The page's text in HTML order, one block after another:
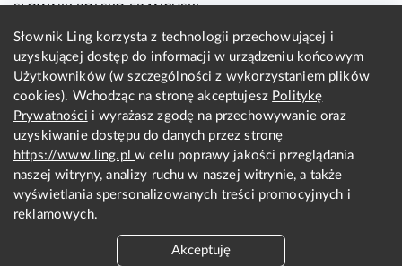
SŁOWNIK POLSKO-FRANCUSKI
SŁOWNIK POLSKO-HISZPAŃSKI
SŁOWNIK POLSKO-NIEMIECKI
SŁOWNIK POLSKO-ROSYJSKI
SŁOWNIK ANGIELSKO-POLSKI
SŁOWNIK FRANCUSKO-POLSKI
SŁOWNIK WŁOSKO-POLSKI
SŁOWNIK HISZPAŃSKO-POLSKI
SŁOWNIK NIEMIECKO-POLSKI
SŁOWNIK ROSYJSKO-POLSKI
O nas
KONTAKT Z REDAKCJĄ
Słownik Ling korzysta z technologii przechowującej i
uzyskującej dostęp do informacji w urządzeniu końcowym
Użytkowników (w szczególności z wykorzystaniem plików
cookies). Wchodząc na stronę akceptujesz Politykę
Prywatności i wyrażasz zgodę na przechowywanie oraz
uzyskiwanie dostępu do danych przez stronę
https://www.ling.plw celu poprawy jakości przeglądania
naszej witryny, analizy ruchu w naszej witrynie, a także
wyświetlania spersonalizowanych treści promocyjnych i
reklamowych.
Akceptuję